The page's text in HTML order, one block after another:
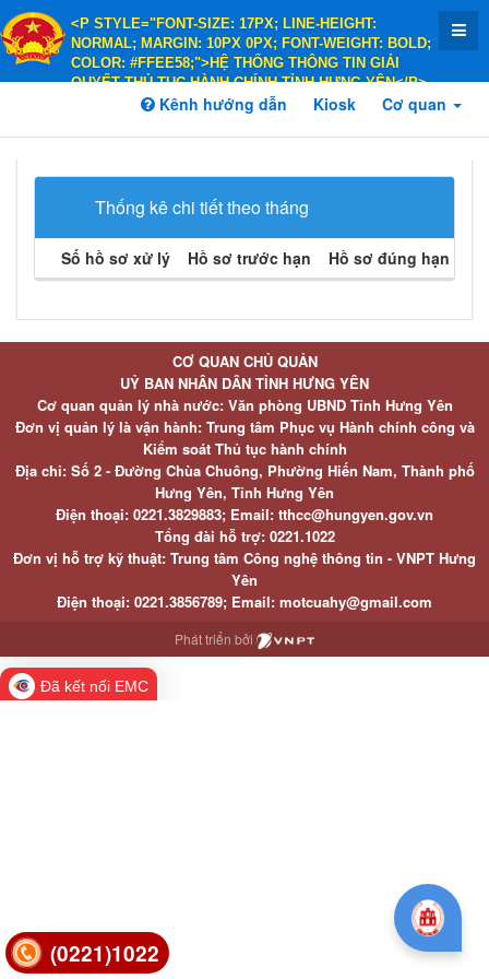
<P STYLE="FONT-SIZE: 17PX; LINE-HEIGHT:
NORMAL; MARGIN: 10PX 0PX; FONT-WEIGHT: BOLD;
COLOR: #FFEE58;">HỆ THỐNG THÔNG TIN GIẢI
QUYẾT THỦ TỤC HÀNH CHÍNH TỈNH HƯNG YÊN</P>
<P STYLE="FONT-SIZE: 14PX; LINE-HEIGHT:
COLOR: #FFEE58;">HÀNH CHÍNH PHỤC VỤ</P>
Kênh hướng dẫn Kiosk Cơ quan
Thống kê chi tiết theo tháng
Số hồ sơ xử lý Hồ sơ trước hạn Hồ sơ đúng hạn
(0221)1022
CƠ QUAN CHỦ QUẢN
UỶ BAN NHÂN DÂN TỈNH HƯNG YÊN
Cơ quan quản lý nhà nước: Văn phòng UBND Tỉnh Hưng Yên
Đơn vị quản lý là vận hành: Trung tâm Phục vụ Hành chính công và
Kiểm soát Thủ tục hành chính
Địa chỉ: Số 2 - Đường Chùa Chuông, Phường Hiến Nam, Thành phố
Hưng Yên, Tỉnh Hưng Yên
Điện thoại: 0221.3829883; Email: tthcc@hungyen.gov.vn
Tổng đài hỗ trợ: 0221.1022
Đơn vị hỗ trợ kỹ thuật: Trung tâm Công nghệ thông tin - VNPT Hưng
Yên
Điện thoại: 0221.3856789; Email: motcuahy@gmail.com
Phát triển bởi
Đã kết nối EMC